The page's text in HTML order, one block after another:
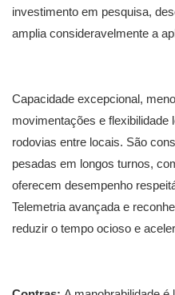
investimento em pesquisa,
amplia consideravelmente a
Capacidade excepcional,
movimentações e flexibilidade
rodovias entre locais. São
pesadas em longos turnos,
oferecem desempenho
Telemetria avançada e
reduzir o tempo ocioso e